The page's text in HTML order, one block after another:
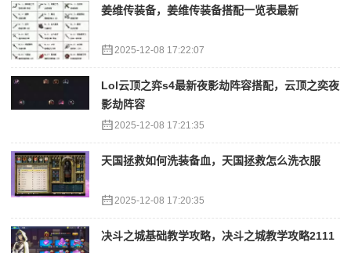
姜维传装备，姜维传装备搭配一览表最新
2025-12-08 17:22:07
Lol云顶之弈s4最新夜影劫阵容搭配，云顶之奕夜
影劫阵容
2025-12-08 17:21:35
天国拯救如何洗装备血，天国拯救怎么洗衣服
2025-12-08 17:20:35
决斗之城基础教学攻略，决斗之城教学攻略2111